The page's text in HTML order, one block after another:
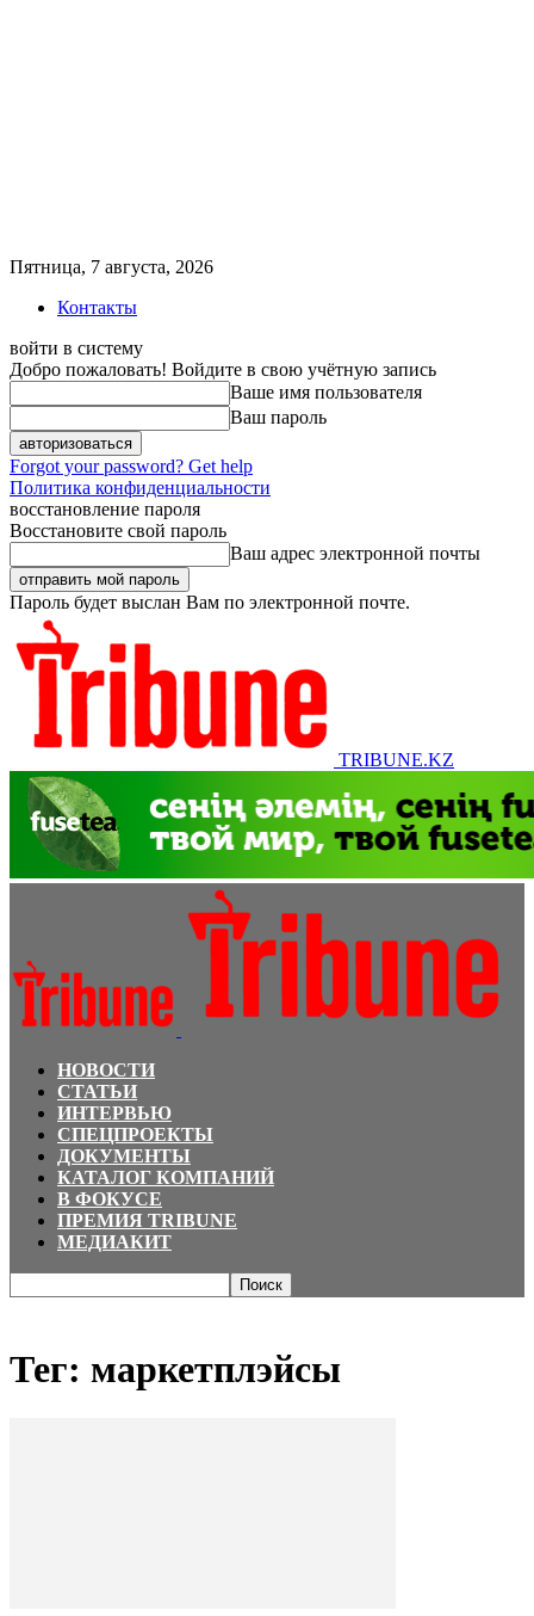
Пятница, 7 августа, 2026
Контакты
войти в систему
Добро пожаловать! Войдите в свою учётную запись
Ваше имя пользователя
Ваш пароль
Forgot your password? Get help
Политика конфиденциальности
восстановление пароля
Восстановите свой пароль
Ваш адрес электронной почты
Пароль будет выслан Вам по электронной почте.
TRIBUNE.KZ
НОВОСТИ
СТАТЬИ
ИНТЕРВЬЮ
СПЕЦПРОЕКТЫ
ДОКУМЕНТЫ
КАТАЛОГ КОМПАНИЙ
В ФОКУСЕ
ПРЕМИЯ TRIBUNE
МЕДИАКИТ
Тег: маркетплэйсы